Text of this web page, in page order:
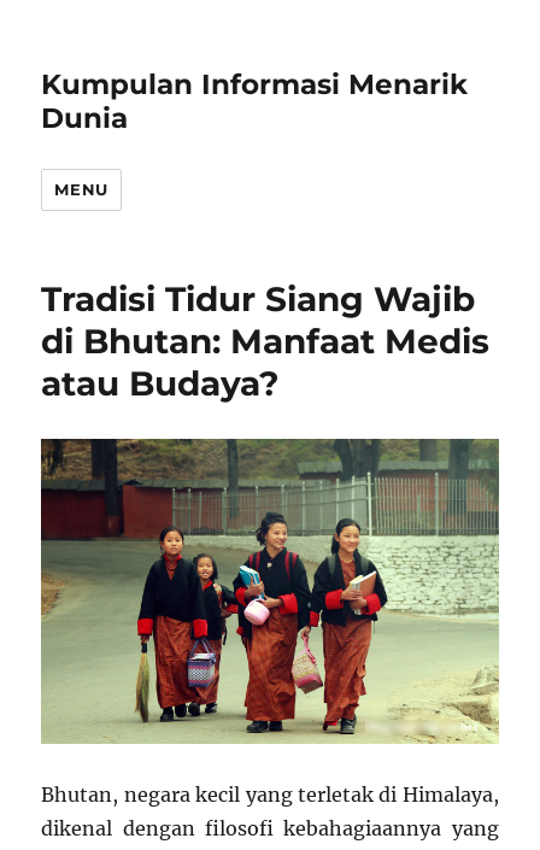
Kumpulan Informasi Menarik
Dunia
MENU
Tradisi Tidur Siang Wajib
di Bhutan: Manfaat Medis
atau Budaya?
Bhutan, negara kecil yang terletak di Himalaya,
dikenal dengan filosofi kebahagiaannya yang